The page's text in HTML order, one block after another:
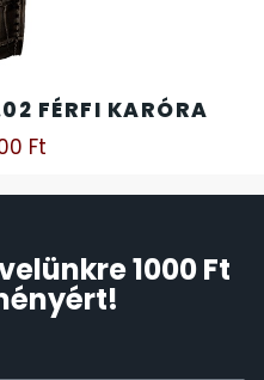
FÉRFI KARÓRA
Ft
1000 Ft